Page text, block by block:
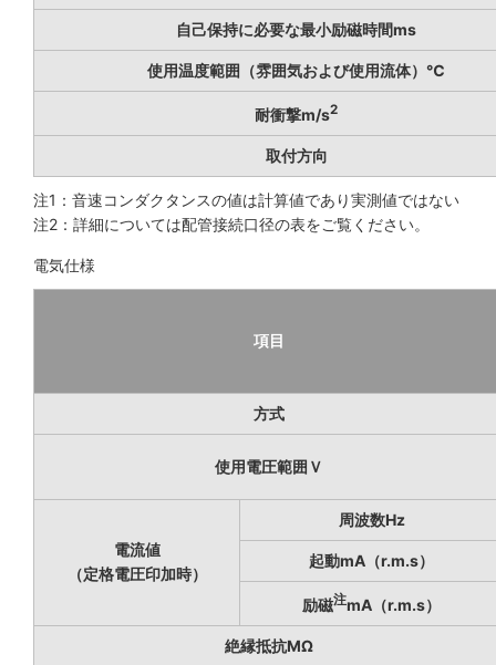
自己保持に必要な最小励磁時間ms
使用温度範囲（雰囲気および使用流体）℃
耐衝撃m/s2
取付方向
注1：音速コンダクタンスの値は計算値であり実測値ではない
注2：詳細については配管接続口径の表をご覧ください。
電気仕様
項目
方式
使用電圧範囲Ｖ
電流値
（定格電圧印加時）
周波数Hz
起動mA（r.m.s）
励磁注mA（r.m.s）
絶縁抵抗MΩ